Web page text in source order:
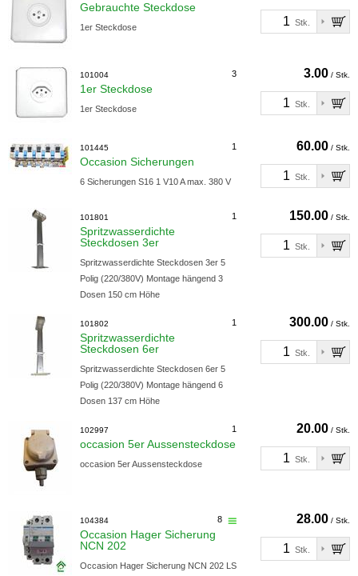
Gebrauchte Steckdose
1er Steckdose Stk.
3
101004
1er Steckdose
1er Steckdose
3.00 / Stk.
Stk.
1
101445
Occasion Sicherungen
6 Sicherungen S16 1 V10 A max. 380 V
60.00 / Stk.
Stk.
1
101801
Spritzwasserdichte
Steckdosen 3er
Spritzwasserdichte Steckdosen 3er 5
Polig (220/380V) Montage hängend 3
Dosen 150 cm Höhe
150.00 / Stk.
Stk.
1
101802
Spritzwasserdichte
Steckdosen 6er
Spritzwasserdichte Steckdosen 6er 5
Polig (220/380V) Montage hängend 6
Dosen 137 cm Höhe
300.00 / Stk.
Stk.
1
102997
occasion 5er Aussensteckdose
occasion 5er Aussensteckdose
20.00 / Stk.
Stk.
8
104384
Occasion Hager Sicherung
NCN 202
Occasion Hager Sicherung NCN 202 LS
28.00 / Stk.
Stk.